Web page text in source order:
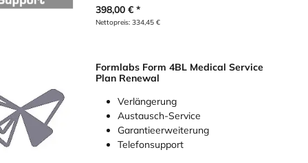
398,00 €
Nettopreis:334,45 €
Formlabs Form 4BL Medical Service
Plan Renewal
Verlängerung
Austausch-Service
Garantieerweiterung
Telefonsupport